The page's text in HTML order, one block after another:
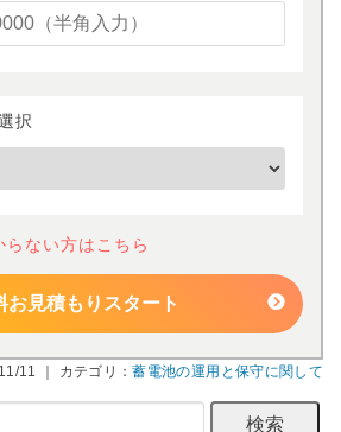
択
ない方はこちら
お見積もりスタート
11 ｜ カテゴリ：蓄電池の運用と保守に関して